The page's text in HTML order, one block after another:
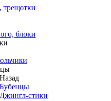
трещотки
блоки
Назад
Бубенцы
Джингл-стики